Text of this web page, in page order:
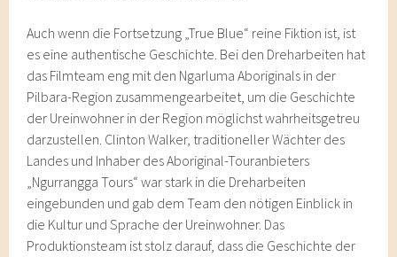
Auch wenn die Fortsetzung „True Blue“ reine Fiktion ist, ist
es eine authentische Geschichte. Bei den Dreharbeiten hat
das Filmteam eng mit den Ngarluma Aboriginals in der
Pilbara-Region zusammengearbeitet, um die Geschichte
der Ureinwohner in der Region möglichst wahrheitsgetreu
darzustellen. Clinton Walker, traditioneller Wächter des
Landes und Inhaber des Aboriginal-Touranbieters
„Ngurrangga Tours“ war stark in die Dreharbeiten
eingebunden und gab dem Team den nötigen Einblick in
die Kultur und Sprache der Ureinwohner. Das
Produktionsteam ist stolz darauf, dass die Geschichte der